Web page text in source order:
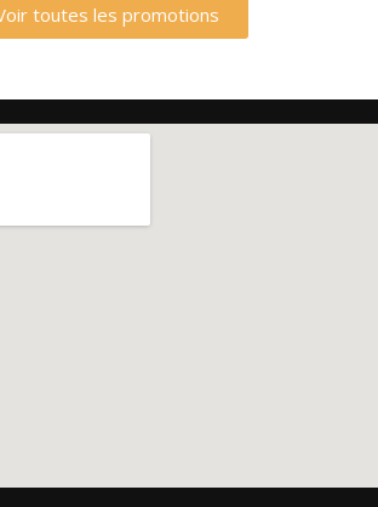
toutes les promotions